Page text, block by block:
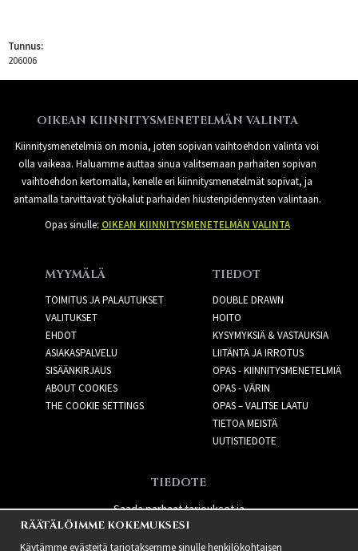
Tunnus:
206006
OIKEAN KIINNITYSMENETELMÄN VALINTA
Kiinnitysmenetelmiä on monia, joten sopivan vaihtoehdon valinta voi
olla vaikeaa. Haluamme auttaa sinua valitsemaan parhaiten sopivan
vaihtoehdon kertomalla, kenelle eri kiinnitysmenetelmät sopivat, ja
antamalla tarvittavat työkalut parhaiden hiustenpidennysten valintaan.
Opas sinulle: OIKEAN KIINNITYSMENETELMÄN VALINTA
MYYMÄLÄ
TOIMITUS JA PALAUTUKSET
VALITUKSET
EHDOT
ASIAKASPALVELU
SISÄÄNKIRJAUS
ABOUT COOKIES
THE COOKIE SETTINGS
TIEDOT
DOUBLE DRAWN
HOITO
KYSYMYKSIÄ & VASTAUKSIA
LIITÄNTÄ JA IRROTUS
OPAS - KIINNITYSMENETELMIÄ
OPAS - VÄRIN
OPAS – VALITSE LAATU
TIETOA MEISTÄ
UUTISTIEDOTE
TIEDOTE
Saada parhaat tarjoukset ja
uusia tuotteita!
RÄÄTÄLÖIMME KOKEMUKSESI
Käytämme evästeitä tarjotaksemme sinulle henkilökohtaisen